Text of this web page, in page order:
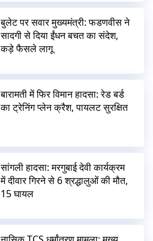
बुलेट पर सवार मुख्यमंत्री: फडणवीस ने
सादगी से दिया ईंधन बचत का संदेश,
कड़े फैसले लागू
बारामती में फिर विमान हादसा: रेड बर्ड
का ट्रेनिंग प्लेन क्रैश, पायलट सुरक्षित
सांगली हादसा: मरगुबाई देवी कार्यक्रम
में दीवार गिरने से 6 श्रद्धालुओं की मौत,
15 घायल